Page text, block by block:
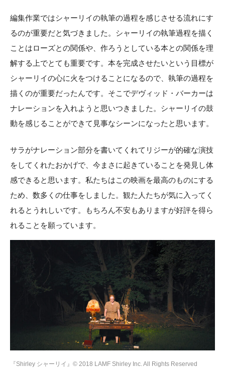
編集作業ではシャーリイの執筆の過程を感じさせる流れにす
るのが重要だと気づきました。シャーリイの執筆過程を描く
ことはローズとの関係や、作ろうとしている本との関係を理
解する上でとても重要です。本を完成させたいという目標が
シャーリイの心に火をつけることになるので、執筆の過程を
描くのが重要だったんです。そこでデヴィッド・バーカーは
ナレーションを入れようと思いつきました。シャーリイの鼓
動を感じることができて見事なシーンになったと思います。
サラがナレーション部分を書いてくれてリジーが的確な演技
をしてくれたおかげで、今まさに起きていることを発見し体
感できると思います。私たちはこの映画を最高のものにする
ため、数多くの仕事をしました。観た人たちが気に入ってく
れるとうれしいです。もちろん不安もありますが好評を得ら
れることを願っています。
『Shirley シャーリイ』© 2018 LAMF Shirley Inc. All Rights Reserved